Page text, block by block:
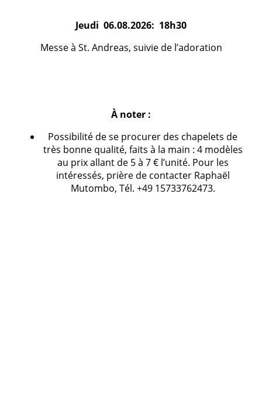
Jeudi 06.08.2026: 18h30
Messe à St. Andreas, suivie de l’adoration
À noter :
Possibilité de se procurer des chapelets de
très bonne qualité, faits à la main : 4 modèles
au prix allant de 5 à 7 € l’unité. Pour les
intéressés, prière de contacter Raphaël
Mutombo, Tél. +49 15733762473.